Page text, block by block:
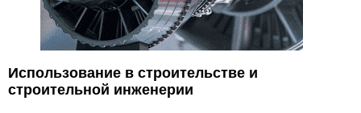
Использование в строительстве и
строительной инженерии